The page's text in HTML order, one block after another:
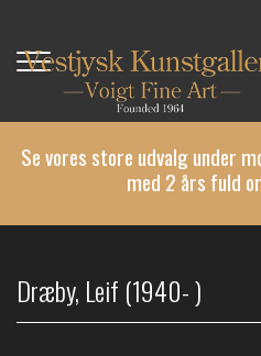
hovedindhold
Se vores store udvalg under
med 2 års fuld
Dræby, Leif (1940- )